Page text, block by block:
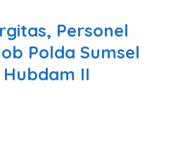
Personel
Polda Sumsel
II